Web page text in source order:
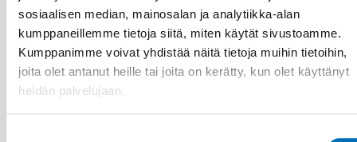
sosiaalisen median, mainosalan ja analytiikka-alan
kumppaneillemme tietoja siitä, miten käytät sivustoamme.
Kumppanimme voivat yhdistää näitä tietoja muihin tietoihin,
joita olet antanut heille tai joita on kerätty, kun olet käyttänyt
heidän palvelujaan.